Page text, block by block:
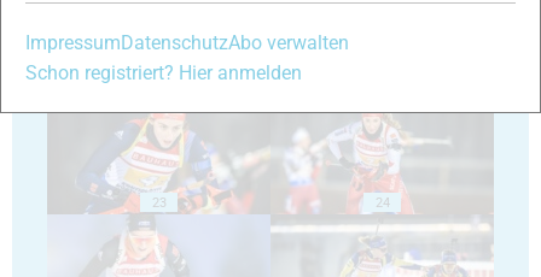
23 24
ImpressumDatenschutzAbo verwalten
Schon registriert? Hier anmelden